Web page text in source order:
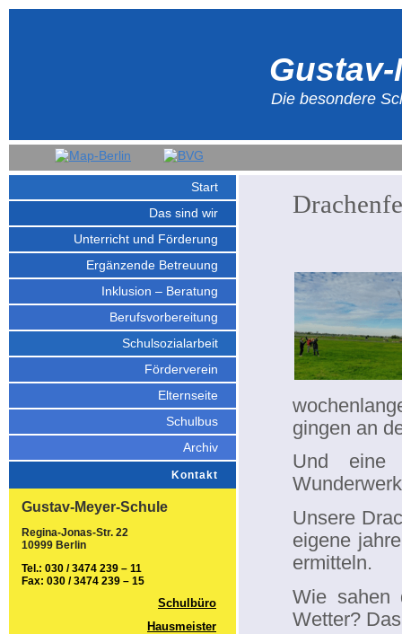
Start
Das sind wir
Unterricht und Förderung
Ergänzende Betreuung
Inklusion – Beratung
Berufsvorbereitung
Schulsozialarbeit
Förderverein
Elternseite
Schulbus
Archiv
Kontakt
Gustav-Meyer-Schule
Regina-Jonas-Str. 22
10999 Berlin
Tel.: 030 / 3474 239 – 11
Fax: 030 / 3474 239 – 15
Schulbüro
Hausmeister
Die besondere
gingen an
Und eine
Unsere
eigene
ermitteln.
Wie sahen
Wetter?